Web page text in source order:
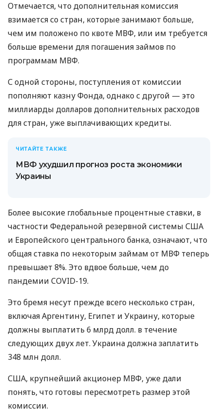
Отмечается, что дополнительная комиссия
взимается со стран, которые занимают больше,
чем им положено по квоте МВФ, или им требуется
больше времени для погашения займов по
программам МВФ.
С одной стороны, поступления от комиссии
пополняют казну Фонда, однако с другой — это
миллиарды долларов дополнительных расходов
для стран, уже выплачивающих кредиты.
ЧИТАЙТЕ ТАКЖЕ
МВФ ухудшил прогноз роста экономики
Украины
Более высокие глобальные процентные ставки, в
частности Федеральной резервной системы США
и Европейского центрального банка, означают, что
общая ставка по некоторым займам от МВФ теперь
превышает 8%. Это вдвое больше, чем до
пандемии COVID-19.
Это бремя несут прежде всего несколько стран,
включая Аргентину, Египет и Украину, которые
должны выплатить 6 млрд долл. в течение
следующих двух лет. Украина должна заплатить
348 млн долл.
США, крупнейший акционер МВФ, уже дали
понять, что готовы пересмотреть размер этой
комиссии.